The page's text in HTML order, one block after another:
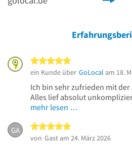
ein Kunde über GoLocal am 18.
Ich bin sehr zufrieden mit der
Alles lief absolut
mehr lesen …
GA
von Gast am 24. März 2026